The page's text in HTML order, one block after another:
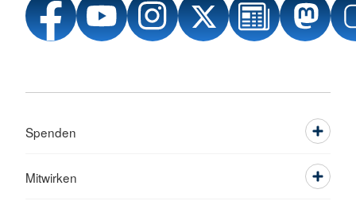
Spenden
Mitwirken